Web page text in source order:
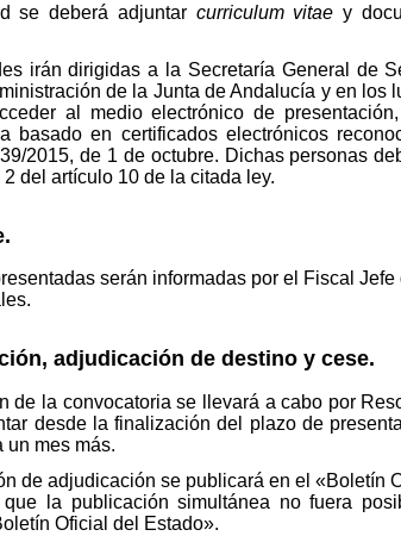
se deberá adjuntar curriculum vitaey
irán dirigidas a la Secretaría General de
de la Junta de Andalucía y en
al medio electrónico de
basado en certificados electrónicos
2015, de 1 de octubre. Dichas personas
2 del artículo 10 de la citada ley.
serán informadas por el Fiscal
adjudicación de destino y cese.
la convocatoria se llevará a cabo por
desde la finalización del plazo de
un mes más.
de adjudicación se publicará en el «Boletín
la publicación simultánea no fuera
Oficial del Estado».